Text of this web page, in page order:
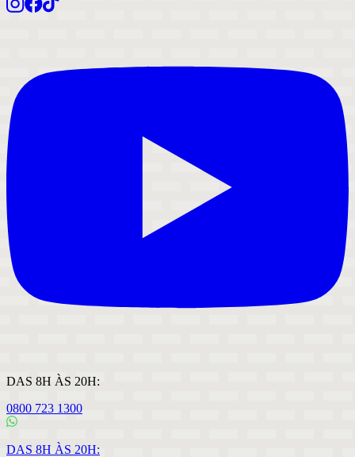
DAS 8H ÀS 20H:
0800 723 1300
DAS 8H ÀS 20H: